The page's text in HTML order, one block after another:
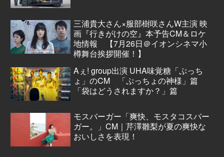
三浦貴大さん×服部樹咲さんW主演 映
画『行きがけの空』本予告CM＆ロケ
地情報 【7月26日＠イオンシネマ小
樽舞台挨拶開催！】
Aぇ! group出演 UHA味覚糖「ぷっち
ょ」のCM 「ぷっちょの神様」篇
「袋はどうされますか？」篇
モスバーガー「爽快、モスタコスバー
ガー。」CM｜芹澤雛梨が夏の爽快な
おいしさを表現！